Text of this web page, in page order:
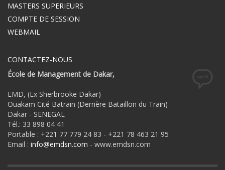
MASTERS SUPERIEURS
COMPTE DE SESSION
WEBMAIL
CONTACTEZ-NOUS
École de Management de Dakar,
EMD, (Ex Sherbrooke Dakar)
Ouakam Cité Batrain (Derrière Bataillon du Train)
Dakar - SENEGAL
Tél.: 33 898 04 41
Portable : +221 77 779 24 83 - +221 78 463 21 95
Email : info@emdsn.com - www.emdsn.com